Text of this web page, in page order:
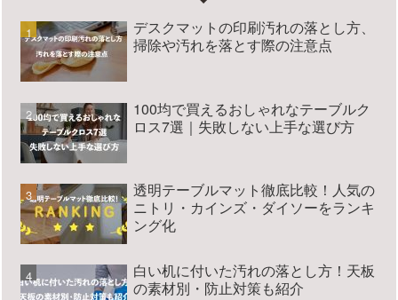
デスクマットの印刷汚れの落とし方、
掃除や汚れを落とす際の注意点
100均で買えるおしゃれなテーブルク
ロス7選｜失敗しない上手な選び方
透明テーブルマット徹底比較！人気の
ニトリ・カインズ・ダイソーをランキ
ング化
白い机に付いた汚れの落とし方！天板
の素材別・防止対策も紹介